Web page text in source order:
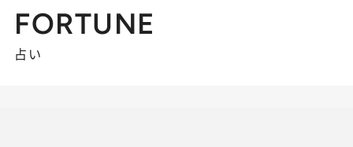
FORTUNE
占い